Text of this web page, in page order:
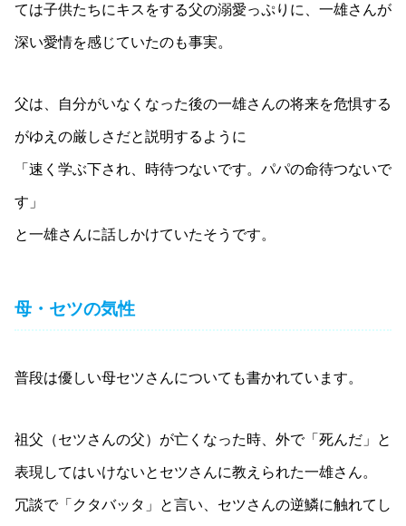
ては子供たちにキスをする父の溺愛っぷりに、一雄さんが
深い愛情を感じていたのも事実。
父は、自分がいなくなった後の一雄さんの将来を危惧する
がゆえの厳しさだと説明するように
「速く学ぶ下され、時待つないです。パパの命待つないで
す」
と一雄さんに話しかけていたそうです。
母・セツの気性
普段は優しい母セツさんについても書かれています。
祖父（セツさんの父）が亡くなった時、外で「死んだ」と
表現してはいけないとセツさんに教えられた一雄さん。
冗談で「クタバッタ」と言い、セツさんの逆鱗に触れてし